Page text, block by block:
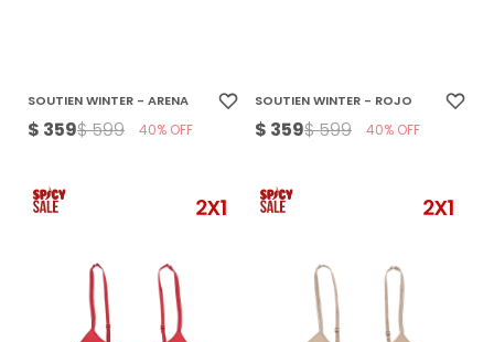
SOUTIEN WINTER - ARENA
$ 359$599 40
SOUTIEN WINTER - ROJO
$ 359$599 40